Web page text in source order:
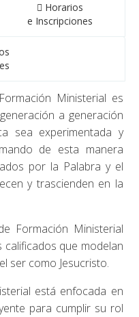
Horarios
e Inscripciones
Ministerial es
a generación
sea experimentada y
de esta manera
por la Palabra y el
y trascienden en la
Formación Ministerial
que modelan
ser como Jesucristo.
está enfocada en
para cumplir su rol